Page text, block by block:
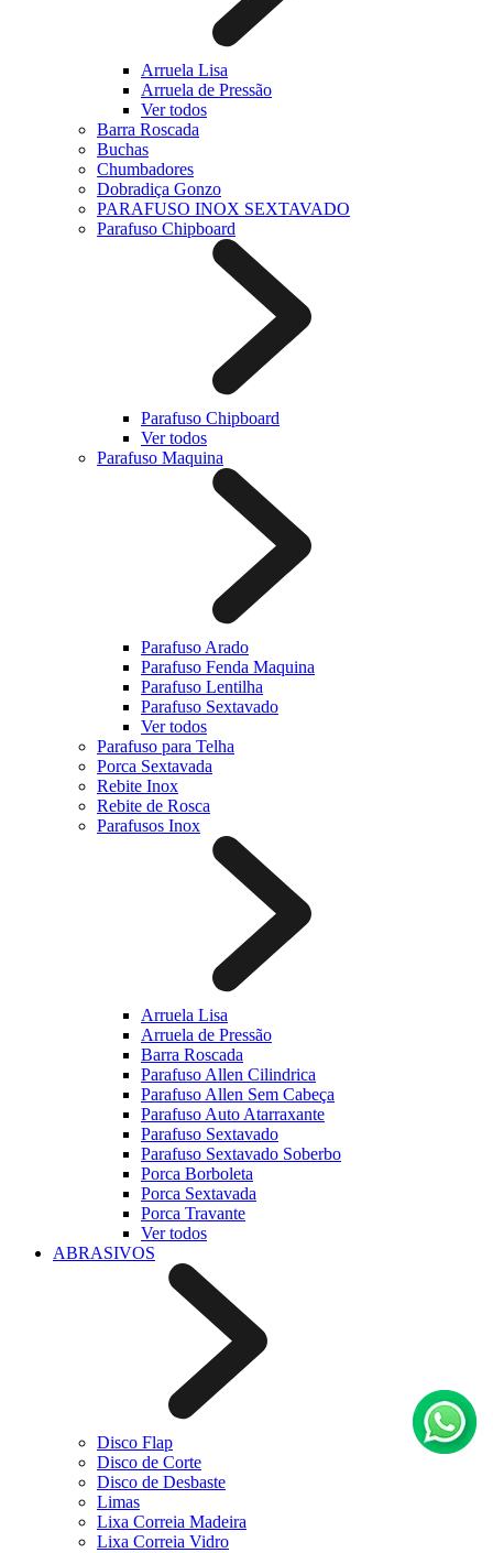
Arruela Lisa
Arruela de Pressão
Ver todos
Barra Roscada
Buchas
Chumbadores
Dobradiça Gonzo
PARAFUSO INOX SEXTAVADO
Parafuso Chipboard
Parafuso Chipboard
Ver todos
Parafuso Maquina
Parafuso Arado
Parafuso Fenda Maquina
Parafuso Lentilha
Parafuso Sextavado
Ver todos
Parafuso para Telha
Porca Sextavada
Rebite Inox
Rebite de Rosca
Parafusos Inox
Arruela Lisa
Arruela de Pressão
Barra Roscada
Parafuso Allen Cilindrica
Parafuso Allen Sem Cabeça
Parafuso Auto Atarraxante
Parafuso Sextavado
Parafuso Sextavado Soberbo
Porca Borboleta
Porca Sextavada
Porca Travante
Ver todos
ABRASIVOS
Disco Flap
Disco de Corte
Disco de Desbaste
Limas
Lixa Correia Madeira
Lixa Correia Vidro